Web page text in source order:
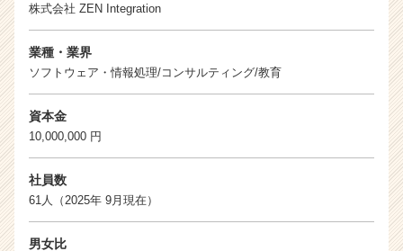
株式会社 ZEN Integration
業種・業界
ソフトウェア・情報処理/コンサルティング/教育
資本金
10,000,000 円
社員数
61人（2025年 9月現在）
男女比